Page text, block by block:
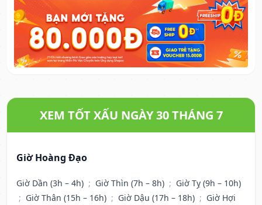
XEM TỐT XẤU NGÀY 30 THÁNG 7
Giờ Hoàng Đạo
Giờ Dần (3h – 4h) ; Giờ Thìn (7h – 8h) ; Giờ Tỵ (9h – 10h)
; Giờ Thân (15h – 16h) ; Giờ Dậu (17h – 18h) ; Giờ Hợi